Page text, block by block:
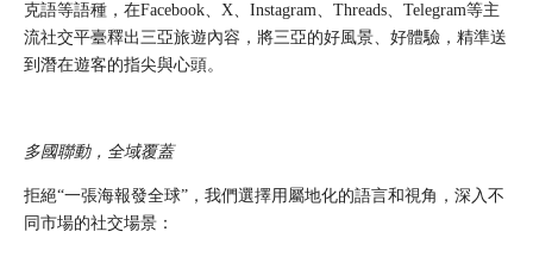
克語等語種，在Facebook、X、Instagram、 Threads、Telegram等主
流社交平臺釋出三亞旅遊內容，將三亞的好風景、好體驗，精準送
到潛在遊客的指尖與心頭。
多國聯動，全域覆蓋
拒絕“一張海報發全球”，我們選擇用屬地化的語言和視角，深入不
同市場的社交場景：